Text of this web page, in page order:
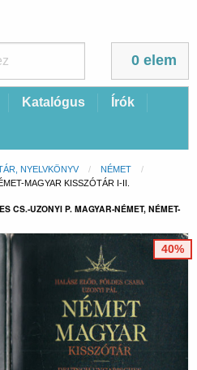
0 elem
Katalógus Írók
NYELVKÖNYV
NÉMET
MAGYAR KISSZÓTÁR I-II.
CS.-UZONYI P. MAGYAR-NÉMET, NÉMET-
40%